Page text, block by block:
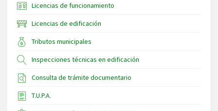
Licencias de funcionamiento
Licencias de edificación
Tributos municipales
Inspecciones técnicas en edificación
Consulta de trámite documentario
T.U.P.A.